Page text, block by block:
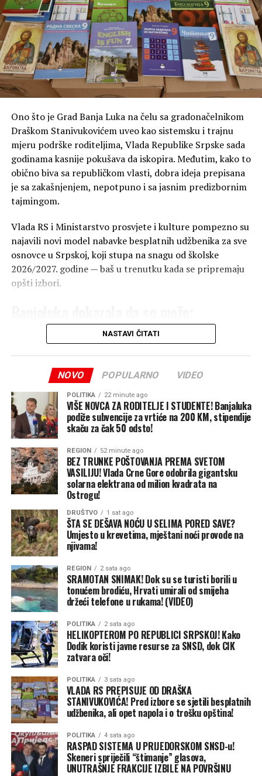
godine.
-Do danas smo za ove namjene uložili oko 13,5 miliona
KM. Trenutno imamo potpisan ugvoro sa 36 privatnih
vrtića, a zaključno sa 31. julom imamo 3.215 korisnika
subvencija – navela je Basara.
prijave počinju od ponedjeljka, 10. avgusta kada će na
zvaničnoj internet stranici Grada biti objavljeni poziv i
sva potrebna dokumentacija.
radova. Centralna izborna komisija (CIK) za ove slučajeve
nije izrekla sankcije.
Iz Transparensi internešnela BiH upozoravaju i na
zabranjeno korištenje prostorija javnih institucija, što
takođe nije cijenjeno kao preuranjena kampanja, kao i na
izostanak reakcije CIK-a na agresivne kampanje.
„Sve nepravilnosti koje smo upratili i prijavljivali nisu
naišle na razumijevanje CIK-a. Izgleda da je CIK spustio
prag tolerancije. Niz je nepravilnosti — SNSD je
organizovao druženje penzionera u Tesliću, sankcija nije
bilo, CIK kaže da to nije bila preuranjena izborna
kampanja“, poručuju iz Transparensi internešnela BiH.
BN
Ono što je Grad Banja Luka na čelu sa gradonačelnikom
Draškom Stanivukovićem uveo kao sistemsku i trajnu
mjeru podrške roditeljima, Vlada Republike Srpske sada
godinama kasnije pokušava da iskopira. Međutim, kako to
obično biva sa republičkom vlasti, dobra ideja prepisana
je sa zakašnjenjem, nepotpuno i sa jasnim predizbornim
tajmingom.
Vlada RS i Ministarstvo prosvjete i kulture pompezno su
najavili novi model nabavke besplatnih udžbenika za sve
osnovce u Srpskoj, koji stupa na snagu od školske
2026/2027. godine — baš u trenutku kada se pripremaju
opšti izbori.
Besplatni udžbenici svake godine, bez
kalkulacija
Dok vladajuća koalicija na nivou Srpske sjeti roditelja i
školaraca samo kada treba sakupljati političke poene u
izbornoj godini, Banja Luka već godinama drži lekciju iz
odgovorne socijalne politike.
obezbijedio da svi osnovci u najvećem gradu Srpskoj
svake godine potpuno besplatno dobiju komplete
udžbenika. U Banjaluci to nije predizborno obećanje, niti
jednokratna milostinja — to je standard koji traje i na
koji roditelji sigurno računaju iz godine u godinu, bez
obzira na to da li se te jeseni održavaju izbori.
“Kada smo u Banjaluci uveli
besplatne udžbenike,
govorili su da je to
nemoguće i populistički.
Danas, godine kasnije, isti
ti koji su nas kritikovali
pokušavaju da prepišu naš
recept, jer su uvidjeli
koliko to narodu znači”,
podsjećaju iz gradske
uprave.
NASTAVI ČITATI
NOVO POPULARNO VIDEO
POLITIKA 22 minute ago
VIŠE NOVCA ZA RODITELJE I STUDENTE! Banjaluka
podiže subvencije za vrtiće na 200 KM, stipendije
skaču za čak 50 odsto!
REGION 52 minute ago
BEZ TRUNKE POŠTOVANJA PREMA SVETOM
VASILIJU! Vlada Crne Gore odobrila gigantsku
solarna elektrana od milion kvadrata na
Ostrogu!
DRUŠTVO 1 sat ago
ŠTA SE DEŠAVA NOĆU U SELIMA PORED SAVE?
Umjesto u krevetima, mještani noći provode na
njivama!
REGION 2 sata ago
SRAMOTAN SNIMAK! Dok su se turisti borili u
tonućem brodiću, Hrvati umirali od smijeha
držeći telefone u rukama! (VIDEO)
POLITIKA 2 sata ago
HELIKOPTEROM PO REPUBLICI SRPSKOJ! Kako
Dodik koristi javne resurse za SNSD, dok CIK
zatvara oči!
POLITIKA 3 sata ago
VLADA RS PREPISUJE OD DRAŠKA
STANIVUKOVIĆA! Pred izbore se sjetili besplatnih
udžbenika, ali opet napola i o trošku opština!
POLITIKA 4 sata ago
RASPAD SISTEMA U PRIJEDORSKOM SNSD-u!
Skeneri spriječili “štimanje” glasova,
UNUTRAŠNJE FRAKCIJE IZBILE NA POVRŠINU